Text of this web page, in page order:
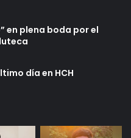
en plena boda por el
día en HCH